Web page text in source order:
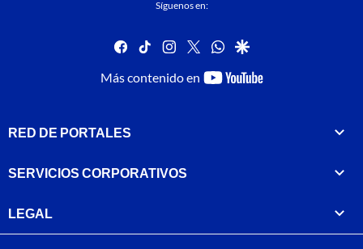
Síguenos en:
facebook
tiktok instagram
twitterwhatsapp
google
Más contenido en
youtube-
RED DE PORTALES
SERVICIOS CORPORATIVOS
LEGAL